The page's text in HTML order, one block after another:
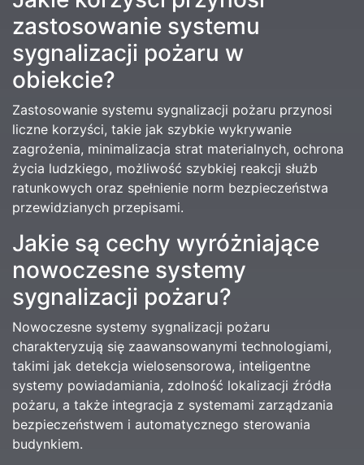
zastosowanie systemu
sygnalizacji pożaru w
obiekcie?
Zastosowanie systemu sygnalizacji pożaru przynosi
liczne korzyści, takie jak szybkie wykrywanie
zagrożenia, minimalizacja strat materialnych, ochrona
życia ludzkiego, możliwość szybkiej reakcji służb
ratunkowych oraz spełnienie norm bezpieczeństwa
przewidzianych przepisami.
Jakie są cechy wyróżniające
nowoczesne systemy
sygnalizacji pożaru?
Nowoczesne systemy sygnalizacji pożaru
charakteryzują się zaawansowanymi technologiami,
takimi jak detekcja wielosensorowa, inteligentne
systemy powiadamiania, zdolność lokalizacji źródła
pożaru, a także integracja z systemami zarządzania
bezpieczeństwem i automatycznego sterowania
budynkiem.